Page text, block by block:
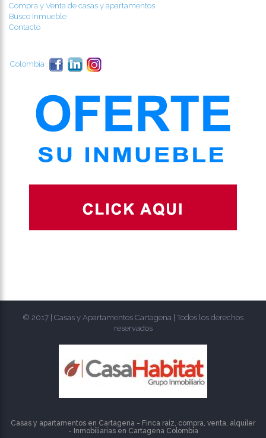
Compra y Venta de casas y apartamentos
Busco Inmueble
Contacto
Colombia
© 2017 | Casas y Apartamentos Cartagena | Todos los derechos
reservados
Casas y apartamentos en Cartagena - Finca raíz, compra, venta, alquiler
- Inmobiliarias en Cartagena Colombia